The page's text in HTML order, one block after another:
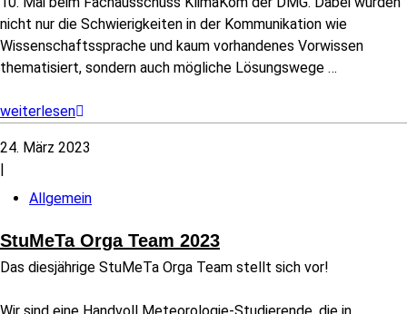
nicht nur die Schwierigkeiten in der Kommunikation wie
Wissenschaftssprache und kaum vorhandenes Vorwissen
thematisiert, sondern auch mögliche Lösungswege …
weiterlesen
24. März 2023
|
Allgemein
StuMeTa Orga Team 2023
Das diesjährige StuMeTa Orga Team stellt sich vor!